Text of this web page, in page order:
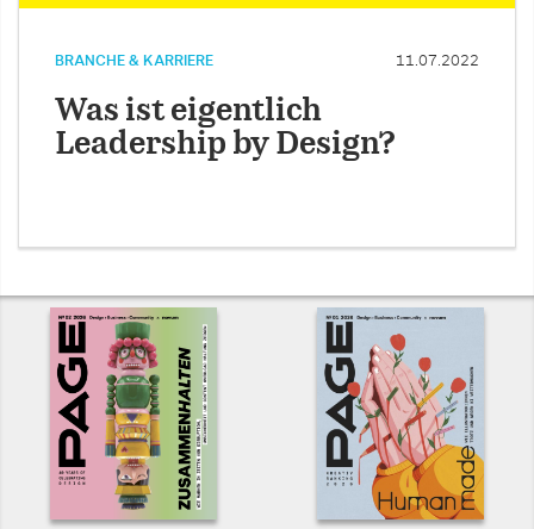
BRANCHE & KARRIERE 11.07.2022
Was ist eigentlich
Leadership by Design?